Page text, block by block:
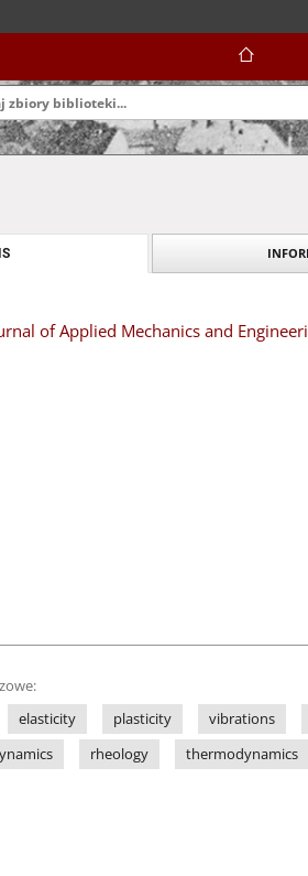
of Applied Mechanics and
elasticity plasticity vibrations
rheology thermodynamics